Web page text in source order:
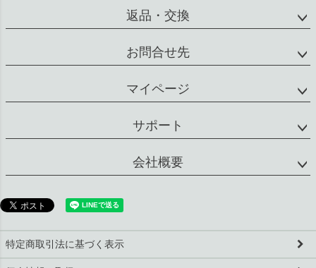
返品・交換
お問合せ先
マイページ
サポート
会社概要
特定商取引法に基づく表示